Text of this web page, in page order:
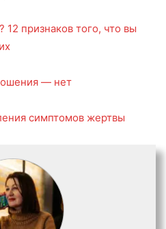
признаков того, что вы
— нет
симптомов жертвы